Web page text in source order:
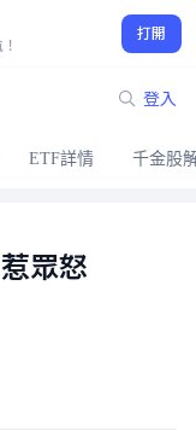
打開
登入
ETF詳情 千金股
眾怒